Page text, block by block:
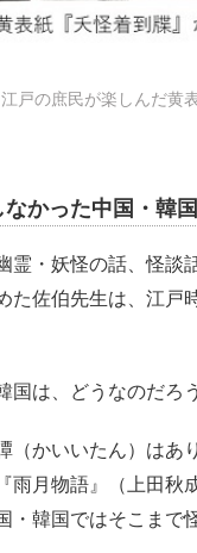
江戸の庶民が楽しんだ黄
かった中国・韓国
霊・妖怪の話、怪
た佐伯先生は、江
は、どうなのだろう
（かいいたん）は
雨月物語』（上田秋
韓国ではそこまで